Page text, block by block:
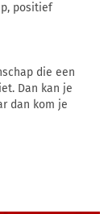
positief
die een
Dan kan je
dan kom je